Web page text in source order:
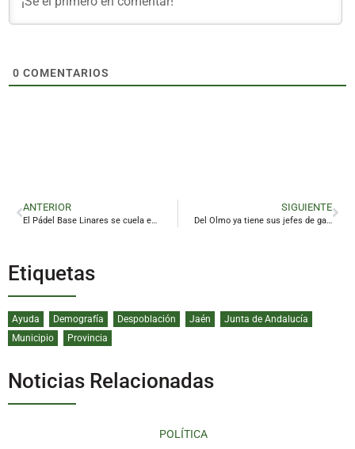
0 COMENTARIOS
ANTERIOR
El Pádel Base Linares se cuela en la élite de la cantera andaluza
SIGUIENTE
Del Olmo ya tiene sus jefes de gabinete y de prensa
Etiquetas
Ayuda Demografía Despoblación Jaén
Junta de Andalucía
Municipio
Provincia
Noticias Relacionadas
POLÍTICA